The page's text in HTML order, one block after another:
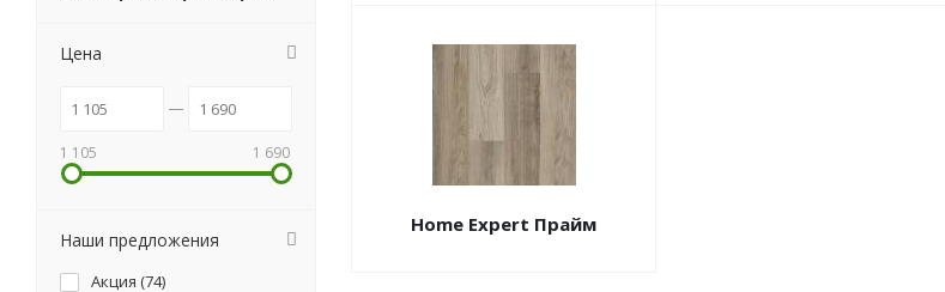
Home Expert Прайм
Цена
1 105 1 690
Наши предложения
Акция (74)